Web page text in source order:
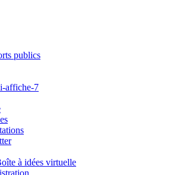
publics
affiche-7
à idées virtuelle